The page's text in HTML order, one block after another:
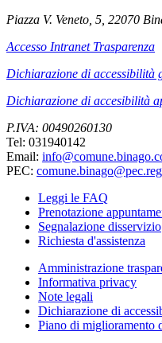
Piazza V. Veneto, 5, 22070
Accesso Intranet Trasparenza
Dichiarazione di accessibilità
Dichiarazione di accesibilità
P.IVA: 00490260130
Tel: 031940142
Email:
PEC:
Leggi le FAQ
Prenotazione
Segnalazione disservizio
Richiesta d'assistenza
Amministrazione
Informativa privacy
Note legali
Dichiarazione di
Piano di miglioramento